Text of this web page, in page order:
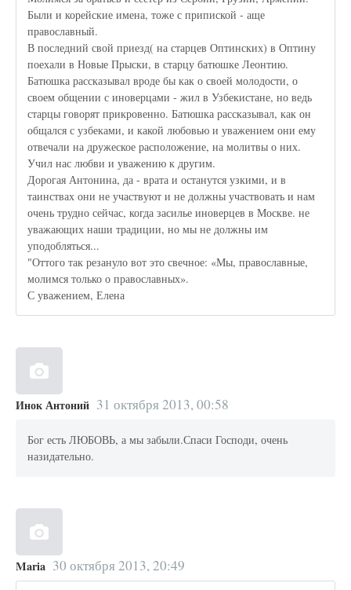
Были и корейские имена, тоже с припиской - аще
православный.
В последний свой приезд( на старцев Оптинских) в Оптину
поехали в Новые Прыски, в старцу батюшке Леонтию.
Батюшка рассказывал вроде бы как о своей молодости, о
своем общении с иноверцами - жил в Узбекистане, но ведь
старцы говорят прикровенно. Батюшка рассказывал, как он
общался с узбеками, и какой любовью и уважением они ему
отвечали на дружеское расположение, на молитвы о них.
Учил нас любви и уважению к другим.
Дорогая Антонина, да - врата и останутся узкими, и в
таинствах они не участвуют и не должны участвовать и нам
очень трудно сейчас, когда засилье иноверцев в Москве. не
уважающих наши традиции, но мы не должны им
уподобляться...
"Оттого так резануло вот это свечное: «Мы, православные,
молимся только о православных».
С уважением, Елена
Инок Антоний 31 октября 2013, 00:58
Бог есть ЛЮБОВЬ, а мы забыли.Спаси Господи, очень
назидательно.
Maria 30 октября 2013, 20:49